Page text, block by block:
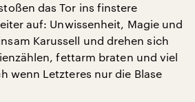
das Tor ins finstere
auf: Unwissenheit, Magie und
Karussell und drehen sich
fettarm braten und viel
wenn Letzteres nur die Blase